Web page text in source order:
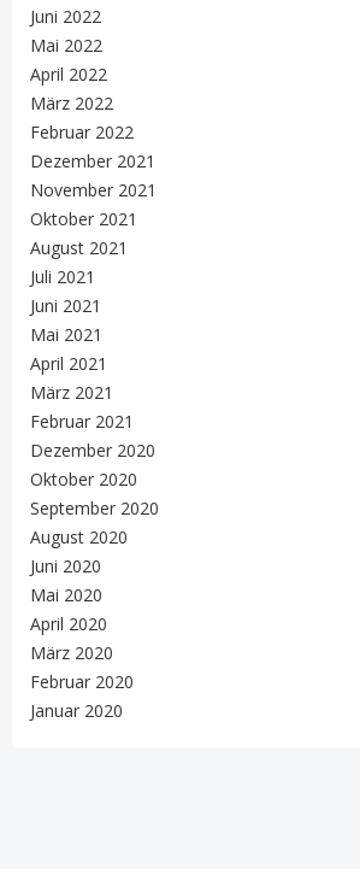
Juni 2022
Mai 2022
April 2022
März 2022
Februar 2022
Dezember 2021
November 2021
Oktober 2021
August 2021
Juli 2021
Juni 2021
Mai 2021
April 2021
März 2021
Februar 2021
Dezember 2020
Oktober 2020
September 2020
August 2020
Juni 2020
Mai 2020
April 2020
März 2020
Februar 2020
Januar 2020